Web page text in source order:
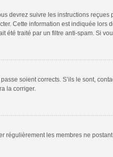
devrez suivre les instructions
Cette information est indiquée lors
traité par un filtre anti-spam. Si
soient corrects. S’ils le sont,
la corriger.
les membres ne